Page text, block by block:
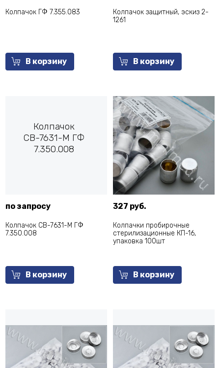
Колпачок ГФ 7.355.083
В корзину
Колпачок защитный, эскиз 2-
1261
В корзину
Колпачок
СВ-7631-М ГФ
7.350.008
по запросу
Колпачок СВ-7631-М ГФ
7.350.008
В корзину
327 руб.
Колпачки пробирочные
стерилизационные КП-16,
упаковка 100шт
В корзину